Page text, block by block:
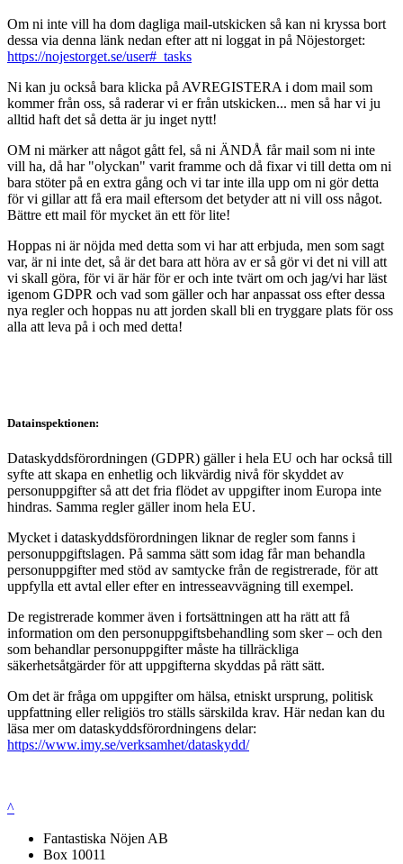
Om ni inte vill ha dom dagliga mail-utskicken så kan ni kryssa bort
dessa via denna länk nedan efter att ni loggat in på Nöjestorget:
https://nojestorget.se/user#_tasks
Ni kan ju också bara klicka på AVREGISTERA i dom mail som
kommer från oss, så raderar vi er från utskicken... men så har vi ju
alltid haft det så detta är ju inget nytt!
OM ni märker att något gått fel, så ni ÄNDÅ får mail som ni inte
vill ha, då har "olyckan" varit framme och då fixar vi till detta om ni
bara stöter på en extra gång och vi tar inte illa upp om ni gör detta
för vi gillar att få era mail eftersom det betyder att ni vill oss något.
Bättre ett mail för mycket än ett för lite!
Hoppas ni är nöjda med detta som vi har att erbjuda, men som sagt
var, är ni inte det, så är det bara att höra av er så gör vi det ni vill att
vi skall göra, för vi är här för er och inte tvärt om och jag/vi har läst
igenom GDPR och vad som gäller och har anpassat oss efter dessa
nya regler och hoppas nu att jorden skall bli en tryggare plats för oss
alla att leva på i och med detta!
Datainspektionen:
Dataskyddsförordningen (GDPR) gäller i hela EU och har också till
syfte att skapa en enhetlig och likvärdig nivå för skyddet av
personuppgifter så att det fria flödet av uppgifter inom Europa inte
hindras. Samma regler gäller inom hela EU.
Mycket i dataskyddsförordningen liknar de regler som fanns i
personuppgiftslagen. På samma sätt som idag får man behandla
personuppgifter med stöd av samtycke från de registrerade, för att
uppfylla ett avtal eller efter en intresseavvägning till exempel.
De registrerade kommer även i fortsättningen att ha rätt att få
information om den personuppgiftsbehandling som sker – och den
som behandlar personuppgifter måste ha tillräckliga
säkerhetsåtgärder för att uppgifterna skyddas på rätt sätt.
Om det är fråga om uppgifter om hälsa, etniskt ursprung, politisk
uppfattning eller religiös tro ställs särskilda krav. Här nedan kan du
läsa mer om dataskyddsförordningens delar:
https://www.imy.se/verksamhet/dataskydd/
^
Fantastiska Nöjen AB
Box 10011